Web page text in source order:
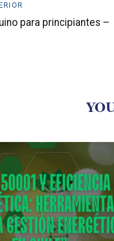
para principiantes –